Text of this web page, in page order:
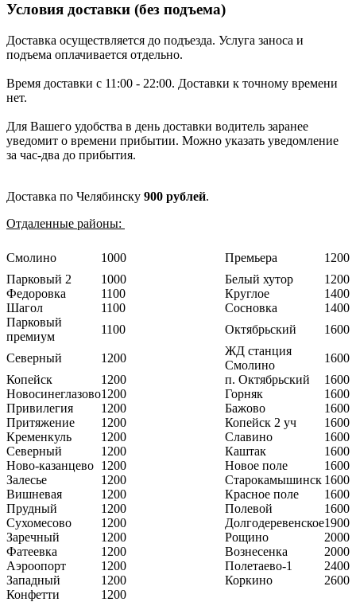
Условия доставки (без подъема)
Доставка осуществляется до подъезда. Услуга заноса и
подъема оплачивается отдельно.
Время доставки с 11:00 - 22:00. Доставки к точному времени
нет.
Для Вашего удобства в день доставки водитель заранее
уведомит о времени прибытии. Можно указать уведомление
за час-два до прибытия.
Доставка по Челябинску 900 рублей.
Отдаленные районы:
Смолино 1000 Премьера
1200
Парковый 2
1000 Белый хутор
1200
Федоровка
1100 Круглое
1400
Шагол
1100 Сосновка
1400
Парковый
премиум
1100 Октябрьский 1600
Северный 1200
ЖД станция
Смолино
1600
Копейск
1200 п. Октябрьский
1600
Новосинеглазово1200 Горняк
1600
Привилегия
1200 Бажово
1600
Притяжение
1200 Копейск 2 уч
1600
Кременкуль
1200 Славино
1600
Северный
1200 Каштак
1600
Ново-казанцево 1200 Новое поле
1600
Залесье
1200 Старокамышинск 1600
Вишневая
1200 Красное поле
1600
Прудный
1200 Полевой
1600
Сухомесово
1200 Долгодеревенское1900
Заречный
1200 Рощино
2000
Фатеевка
1200 Вознесенка
2000
Аэроопорт
1200 Полетаево-1
2400
Западный
1200 Коркино
2600
Конфетти
1200